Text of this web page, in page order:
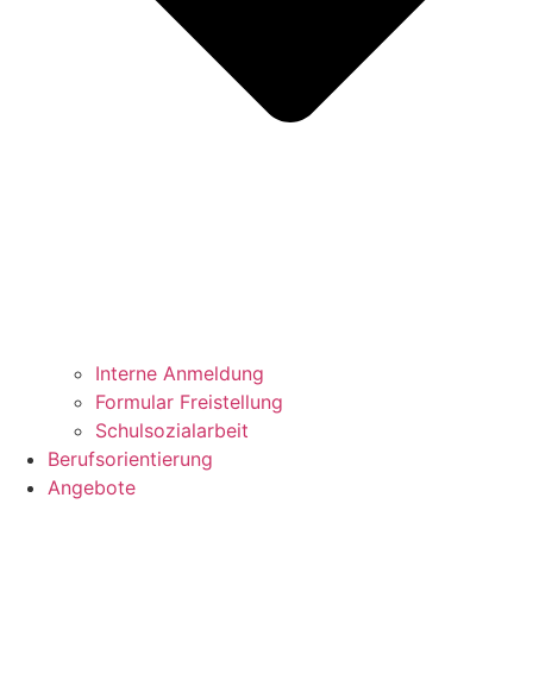
Interne Anmeldung
Formular Freistellung
Schulsozialarbeit
Berufsorientierung
Angebote